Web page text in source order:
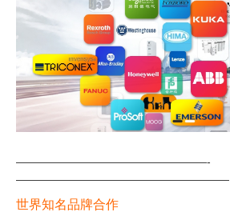
—————————————————-
———————————————————
世界知名品牌合作